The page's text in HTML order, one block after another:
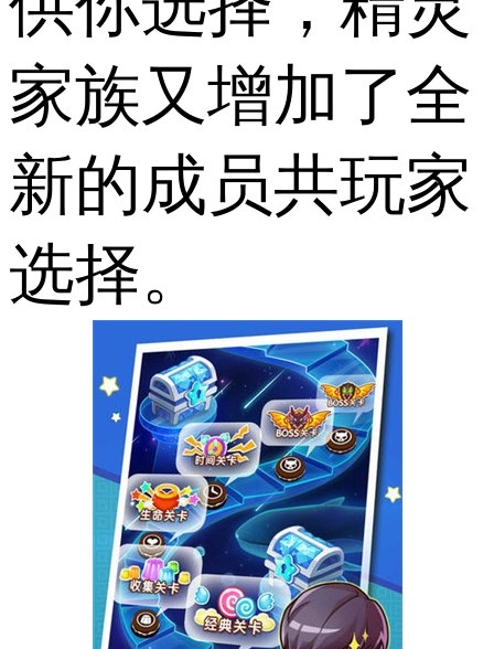
家族又增加了全
新的成员共玩家
选择。